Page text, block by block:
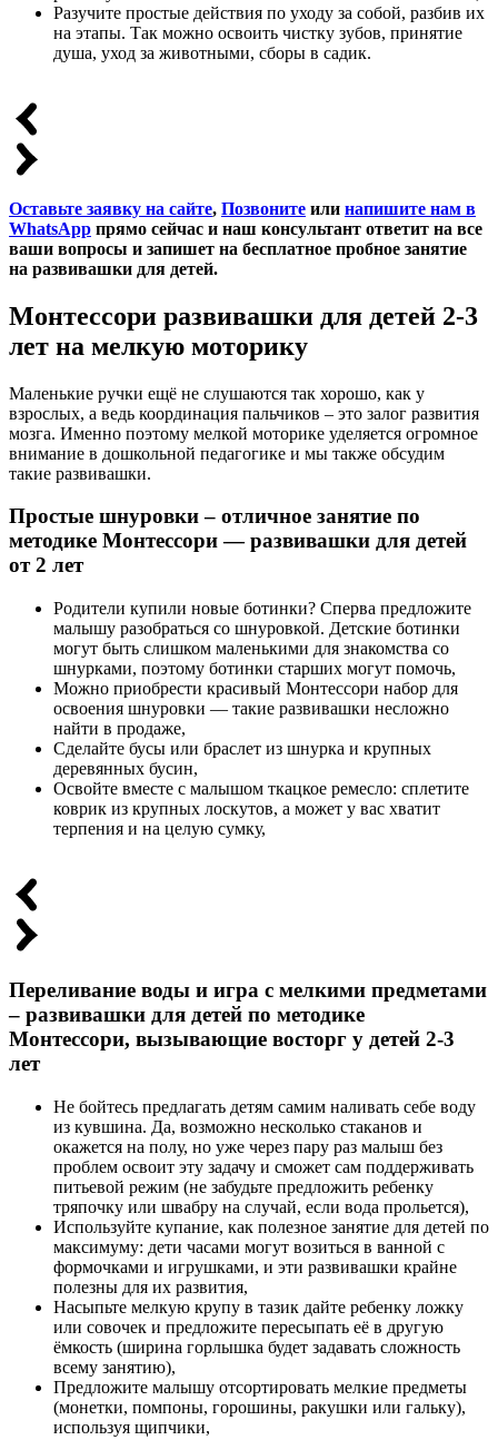
Разучите простые действия по уходу за собой, разбив их
на этапы. Так можно освоить чистку зубов, принятие
душа, уход за животными, сборы в садик.
Оставьте заявку на сайте, Позвоните или напишите нам в
WhatsApp прямо сейчас и наш консультант ответит на все
ваши вопросы и запишет на бесплатное пробное занятие
на развивашки для детей.
Монтессори развивашки для детей 2-3
лет на мелкую моторику
Маленькие ручки ещё не слушаются так хорошо, как у
взрослых, а ведь координация пальчиков – это залог развития
мозга. Именно поэтому мелкой моторике уделяется огромное
внимание в дошкольной педагогике и мы также обсудим
такие развивашки.
Простые шнуровки – отличное занятие по
методике Монтессори — развивашки для детей
от 2 лет
Родители купили новые ботинки? Сперва предложите
малышу разобраться со шнуровкой. Детские ботинки
могут быть слишком маленькими для знакомства со
шнурками, поэтому ботинки старших могут помочь,
Можно приобрести красивый Монтессори набор для
освоения шнуровки — такие развивашки несложно
найти в продаже,
Сделайте бусы или браслет из шнурка и крупных
деревянных бусин,
Освойте вместе с малышом ткацкое ремесло: сплетите
коврик из крупных лоскутов, а может у вас хватит
терпения и на целую сумку,
Переливание воды и игра с мелкими предметами
– развивашки для детей по методике
Монтессори, вызывающие восторг у детей 2-3
лет
Не бойтесь предлагать детям самим наливать себе воду
из кувшина. Да, возможно несколько стаканов и
окажется на полу, но уже через пару раз малыш без
проблем освоит эту задачу и сможет сам поддерживать
питьевой режим (не забудьте предложить ребенку
тряпочку или швабру на случай, если вода прольется),
Используйте купание, как полезное занятие для детей по
максимуму: дети часами могут возиться в ванной с
формочками и игрушками, и эти развивашки крайне
полезны для их развития,
Насыпьте мелкую крупу в тазик дайте ребенку ложку
или совочек и предложите пересыпать её в другую
ёмкость (ширина горлышка будет задавать сложность
всему занятию),
Предложите малышу отсортировать мелкие предметы
(монетки, помпоны, горошины, ракушки или гальку),
используя щипчики,